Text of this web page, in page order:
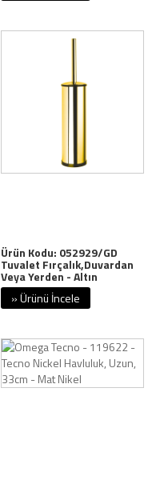
Ürün Kodu: 052929/GD
Tuvalet Fırçalık,Duvardan
Veya Yerden - Altın
» Ürünü İncele